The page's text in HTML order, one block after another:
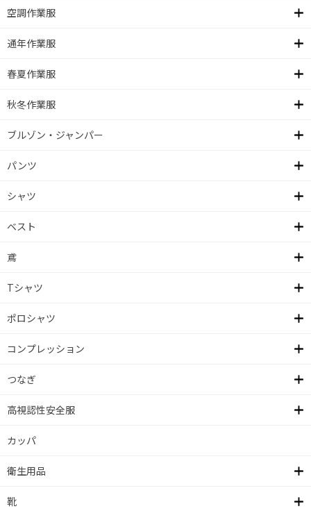
空調作業服
通年作業服
春夏作業服
秋冬作業服
ブルゾン・ジャンパー
パンツ
シャツ
ベスト
鳶
Tシャツ
ポロシャツ
コンプレッション
つなぎ
高視認性安全服
カッパ
衛生用品
靴